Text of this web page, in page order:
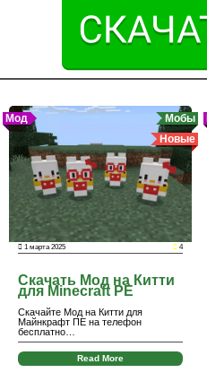
Мод
Мобы
Новые
1 марта 2025 4
Скачать Мод на Китти
для Minecraft PE
Скачайте Мод на Китти для
Майнкрафт ПЕ на телефон
бесплатно…
Read More